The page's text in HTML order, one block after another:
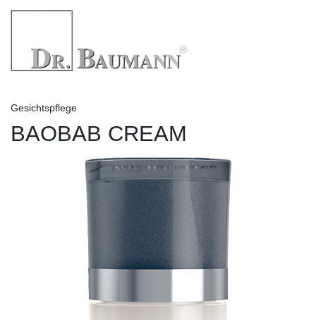
Gesichtspflege
BAOBAB CREAM